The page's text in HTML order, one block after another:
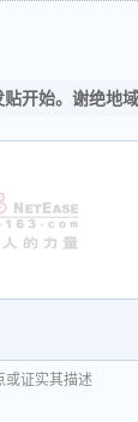
开始。谢绝地
或证实其描述